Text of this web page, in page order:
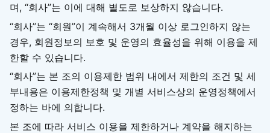
며, “회사”는 이에 대해 별도로 보상하지 않습니다.
“회사”는 “회원”이 계속해서 3개월 이상 로그인하지 않는
경우, 회원정보의 보호 및 운영의 효율성을 위해 이용을 제
한할 수 있습니다.
“회사”는 본 조의 이용제한 범위 내에서 제한의 조건 및 세
부내용은 이용제한정책 및 개별 서비스상의 운영정책에서
정하는 바에 의합니다.
본 조에 따라 서비스 이용을 제한하거나 계약을 해지하는